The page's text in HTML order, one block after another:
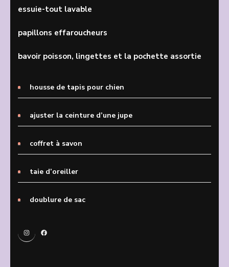
essuie-tout lavable
papillons effaroucheurs
bavoir poisson, lingettes et la pochette assortie
housse de tapis pour chien
ajuster la ceinture d’une jupe
coffret à savon
taie d’oreiller
doublure de sac
InstagramFacebook